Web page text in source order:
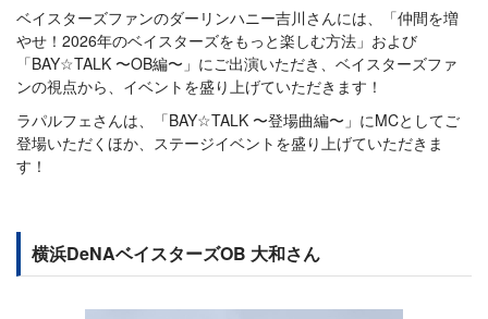
ベイスターズファンのダーリンハニー吉川さんには、「仲間を増
やせ！2026年のベイスターズをもっと楽しむ方法」および
「BAY☆TALK 〜OB編〜」にご出演いただき、ベイスターズファ
ンの視点から、イベントを盛り上げていただきます！
ラパルフェさんは、「BAY☆TALK 〜登場曲編〜」にMCとしてご
登場いただくほか、ステージイベントを盛り上げていただきま
す！
横浜DeNAベイスターズOB 大和さん